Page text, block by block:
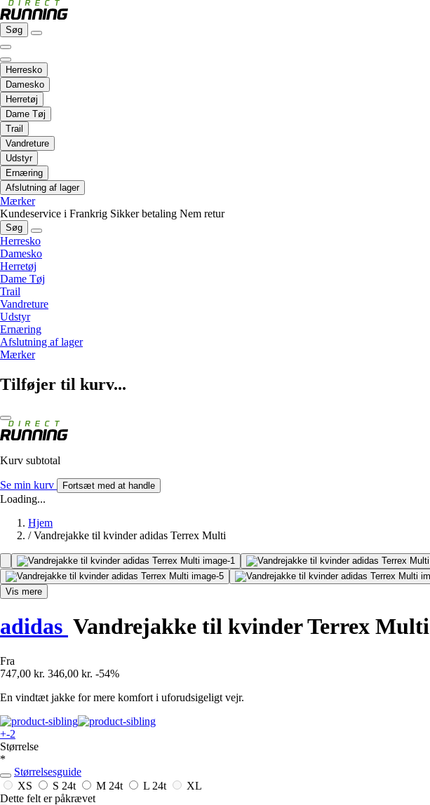
Søg
Herresko
Damesko
Herretøj
Dame Tøj
Trail
Vandreture
Udstyr
Ernæring
Afslutning af lager
Mærker
Kundeservice i Frankrig Sikker betaling Nem retur
Søg
Herresko
Damesko
Herretøj
Dame Tøj
Trail
Vandreture
Udstyr
Ernæring
Afslutning af lager
Mærker
Tilføjer til kurv...
Kurv subtotal
Se min kurv Fortsæt med at handle
Loading...
Hjem
/ Vandrejakke til kvinder adidas Terrex Multi
Vis mere
adidas Vandrejakke til kvinder Terrex Multi
Fra
747,00 kr. 346,00 kr. -54%
En vindtæt jakke for mere komfort i uforudsigeligt vejr.
+-2
Størrelse
*
Størrelsesguide
XS
S 24t M 24t L 24t
XL
Dette felt er påkrævet